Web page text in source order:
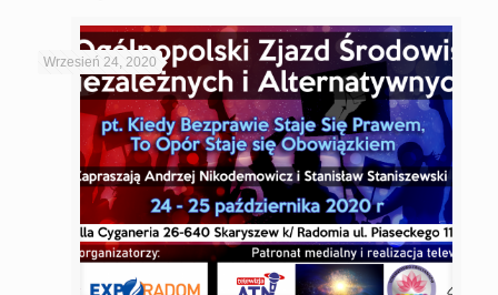
Wrzesień 24, 2020